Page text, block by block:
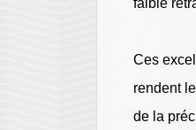
Ces
rendent le
de la